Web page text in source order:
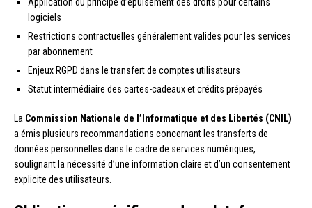
logiciels
Restrictions contractuelles généralement valides pour les services
par abonnement
Enjeux RGPD dans le transfert de comptes utilisateurs
Statut intermédiaire des cartes-cadeaux et crédits prépayés
La Commission Nationale de l’Informatique et des Libertés (CNIL)
a émis plusieurs recommandations concernant les transferts de
données personnelles dans le cadre de services numériques,
soulignant la nécessité d’une information claire et d’un consentement
explicite des utilisateurs.